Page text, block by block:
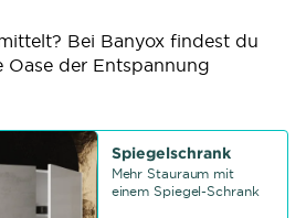
Bei Banyox findest du
der Entspannung
Spiegelschrank
Mehr Stauraum mit
einem Spiegel-Schrank